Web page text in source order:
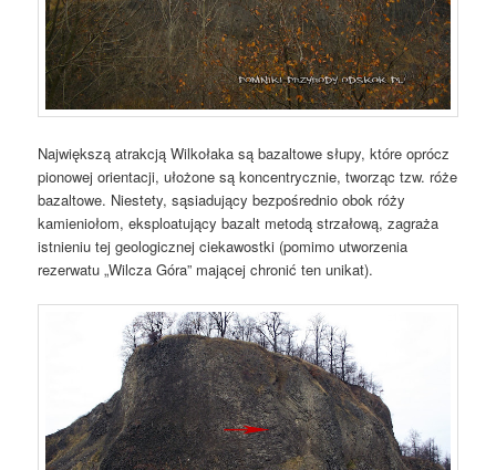
Największą atrakcją Wilkołaka są bazaltowe słupy, które oprócz
pionowej orientacji, ułożone są koncentrycznie, tworząc tzw. róże
bazaltowe. Niestety, sąsiadujący bezpośrednio obok róży
kamieniołom, eksploatujący bazalt metodą strzałową, zagraża
istnieniu tej geologicznej ciekawostki (pomimo utworzenia
rezerwatu „Wilcza Góra” mającej chronić ten unikat).